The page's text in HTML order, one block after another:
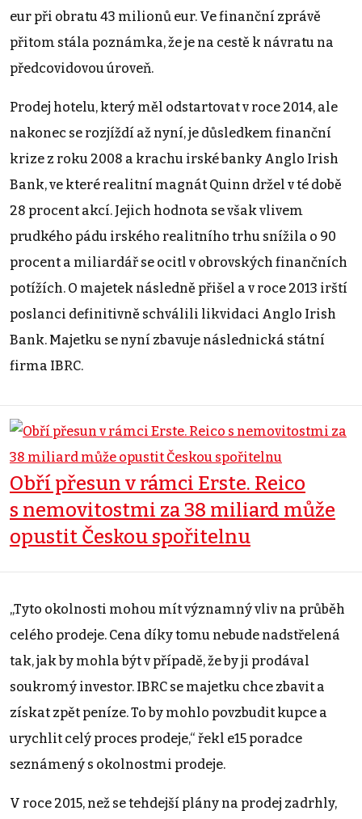
eur při obratu 43 milionů eur. Ve finanční zprávě
přitom stála poznámka, že je na cestě k návratu na
předcovidovou úroveň.
Prodej hotelu, který měl odstartovat v roce 2014, ale
nakonec se rozjíždí až nyní, je důsledkem finanční
krize z roku 2008 a krachu irské banky Anglo Irish
Bank, ve které realitní magnát Quinn držel v té době
28 procent akcí. Jejich hodnota se však vlivem
prudkého pádu irského realitního trhu snížila o 90
procent a miliardář se ocitl v obrovských finančních
potížích. O majetek následně přišel a v roce 2013 irští
poslanci definitivně schválili likvidaci Anglo Irish
Bank. Majetku se nyní zbavuje následnická státní
firma IBRC.
Obří přesun v rámci Erste. Reico
s nemovitostmi za 38 miliard může
opustit Českou spořitelnu
„Tyto okolnosti mohou mít významný vliv na průběh
celého prodeje. Cena díky tomu nebude nadstřelená
tak, jak by mohla být v případě, že by ji prodával
soukromý investor. IBRC se majetku chce zbavit a
získat zpět peníze. To by mohlo povzbudit kupce a
urychlit celý proces prodeje,“ řekl e15 poradce
seznámený s okolnostmi prodeje.
V roce 2015, než se tehdejší plány na prodej zadrhly,